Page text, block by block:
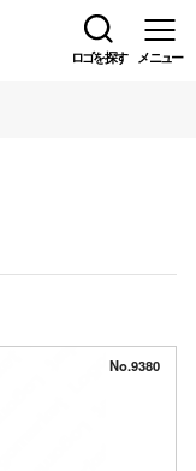
ロゴを探す メニュー
No.9380